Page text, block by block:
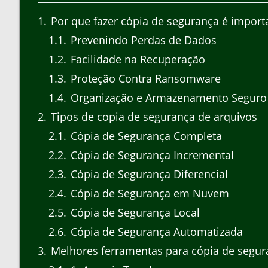
1
Por que fazer cópia de segurança é
1.1
Prevenindo Perdas de Dados
1.2 Facilidade na Recuperação
1.3 Proteção Contra Ransomware
1.4 Organização e Armazenamento Seguro
2 Tipos de copia de segurança de arquivos
2.1
Cópia de Segurança Completa
2.2 Cópia de Segurança Incremental
2.3 Cópia de Segurança Diferencial
2.4 Cópia de Segurança em Nuvem
2.5 Cópia de Segurança Local
2.6 Cópia de Segurança Automatizada
3 Melhores ferramentas para cópia de